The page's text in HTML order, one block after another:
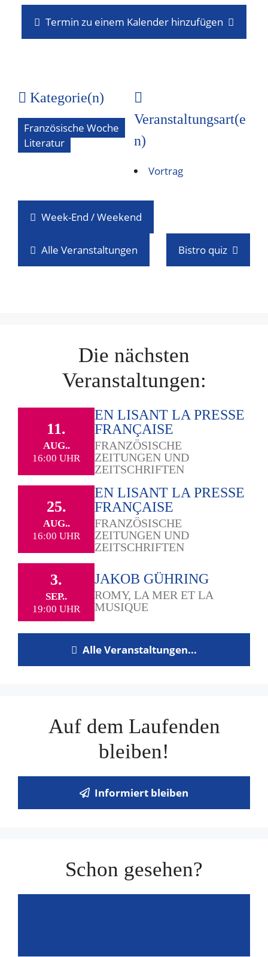
Termin zu einem Kalender hinzufügen
Kategorie(n)
Französische Woche
Literatur
Veranstaltungsart(e
n)
Vortrag
Week-End / Weekend
Alle Veranstaltungen Bistro quiz
Die nächsten
Veranstaltungen:
11.
AUG..
16:00 UHR
EN LISANT LA PRESSE
FRANÇAISE
FRANZÖSISCHE
ZEITUNGEN UND
ZEITSCHRIFTEN
25.
AUG..
16:00 UHR
EN LISANT LA PRESSE
FRANÇAISE
FRANZÖSISCHE
ZEITUNGEN UND
ZEITSCHRIFTEN
3.
SEP..
19:00 UHR
JAKOB GÜHRING
ROMY, LA MER ET LA
MUSIQUE
Alle Veranstaltungen...
Auf dem Laufenden
bleiben!
Informiert bleiben
Schon gesehen?